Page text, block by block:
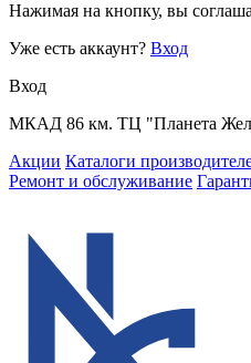
Нажимая на кнопку, вы
Уже есть аккаунт? Вход
Вход
МКАД 86 км. ТЦ "Планета
Акции Каталоги
Ремонт и обслуживание